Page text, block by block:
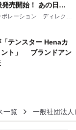
売開始！ あの日の
レーション ディレクト
テンスター Henaカ
ント」 ブランドアン
一覧 一般社団法